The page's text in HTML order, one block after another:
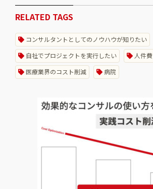
RELATED TAGS
コンサルタントとしてのノウハウが知りたい
自社でプロジェクトを実行したい
人件費
医療業界のコスト削減
病院